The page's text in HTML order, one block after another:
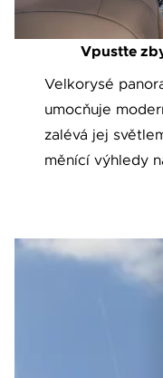
Vpusťte
Velkorysé
umocňuje
zalévá jej
měnící výhledy